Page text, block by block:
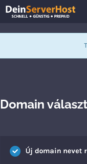
Domain
Új domain nevet